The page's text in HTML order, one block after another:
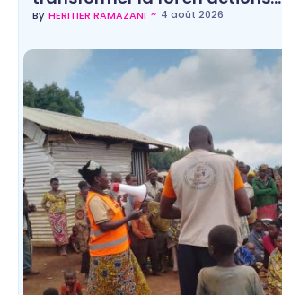
By HERITIER RAMAZANI ~ 4 août 2026